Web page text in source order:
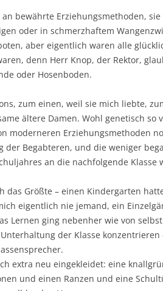
an bewährte Erziehungsmethoden,
oder in schmerzhaftem
aber eigentlich waren alle
denn Herr Knop, der Rektor,
oder Hosenboden.
zum einen, weil sie mich liebte,
ältere Damen. Wohl genetisch so
moderneren Erziehungsmethoden
der Begabteren, und die weniger
an die nachfolgende Klasse
das Größte – einen Kindergarten
eigentlich nie jemand, ein
Lernen ging nebenher wie von
der Klasse konzentrieren
extra neu eingekleidet: eine
und einen Ranzen und eine